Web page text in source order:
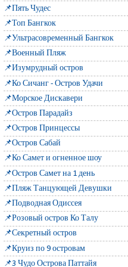
📌Пять Чудес
📌Топ Бангкок
📌Ультрасовременный Бангкок
📌Военный Пляж
📌Изумрудный остров
📌Ко Сичанг - Остров Удачи
📌Морское Дискавери
📌Остров Парадайз
📌Остров Принцессы
📌Остров Сабай
📌Ко Самет и огненное шоу
📌Остров Самет на 1 день
📌Пляж Танцующей Девушки
📌Подводная Одиссея
📌Розовый остров Ко Талу
📌Секретный остров
📌Круиз по 9 островам
📌3 Чудо Острова Паттайя